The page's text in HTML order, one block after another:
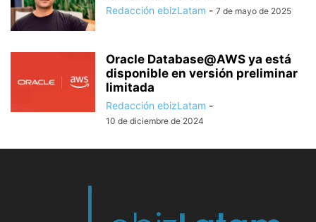
Redacción ebizLatam - 7 de mayo de 2025
Oracle Database@AWS ya está
disponible en versión preliminar
limitada
Redacción ebizLatam -
10 de diciembre de 2024